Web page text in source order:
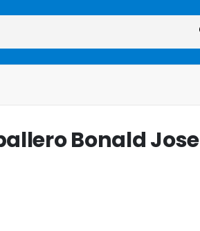
Bonald Jose